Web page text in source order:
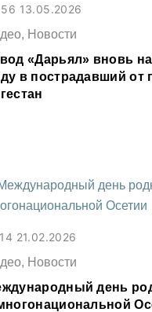
13.05.2026
Новости
«Дарьял» вновь
в пострадавший от
21.02.2026
Новости
день